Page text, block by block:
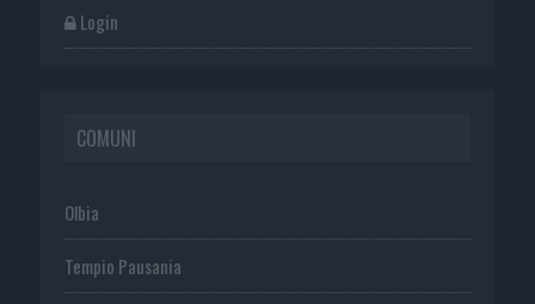
Login
COMUNI
Olbia
Tempio Pausania